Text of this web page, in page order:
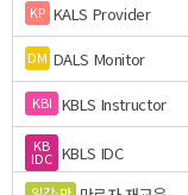
KP KALS Provider
DM DALS Monitor
KBI KBLS Instructor
KB
IDC KBLS IDC